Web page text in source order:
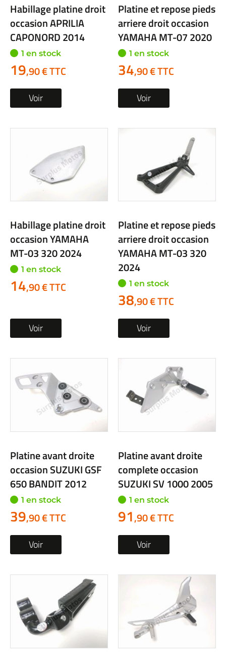
Habillage platine droit
occasion APRILIA
CAPONORD 2014
1 en stock
19,90 € TTC
Voir
Platine et repose pieds
arriere droit occasion
YAMAHA MT-07 2020
1 en stock
34,90 € TTC
Voir
Habillage platine droit
occasion YAMAHA
MT-03 320 2024
1 en stock
14,90 € TTC
Voir
Platine et repose pieds
arriere droit occasion
YAMAHA MT-03 320
2024
1 en stock
38,90 € TTC
Voir
Platine avant droite
occasion SUZUKI GSF
650 BANDIT 2012
1 en stock
39,90 € TTC
Voir
Platine avant droite
complete occasion
SUZUKI SV 1000 2005
1 en stock
91,90 € TTC
Voir